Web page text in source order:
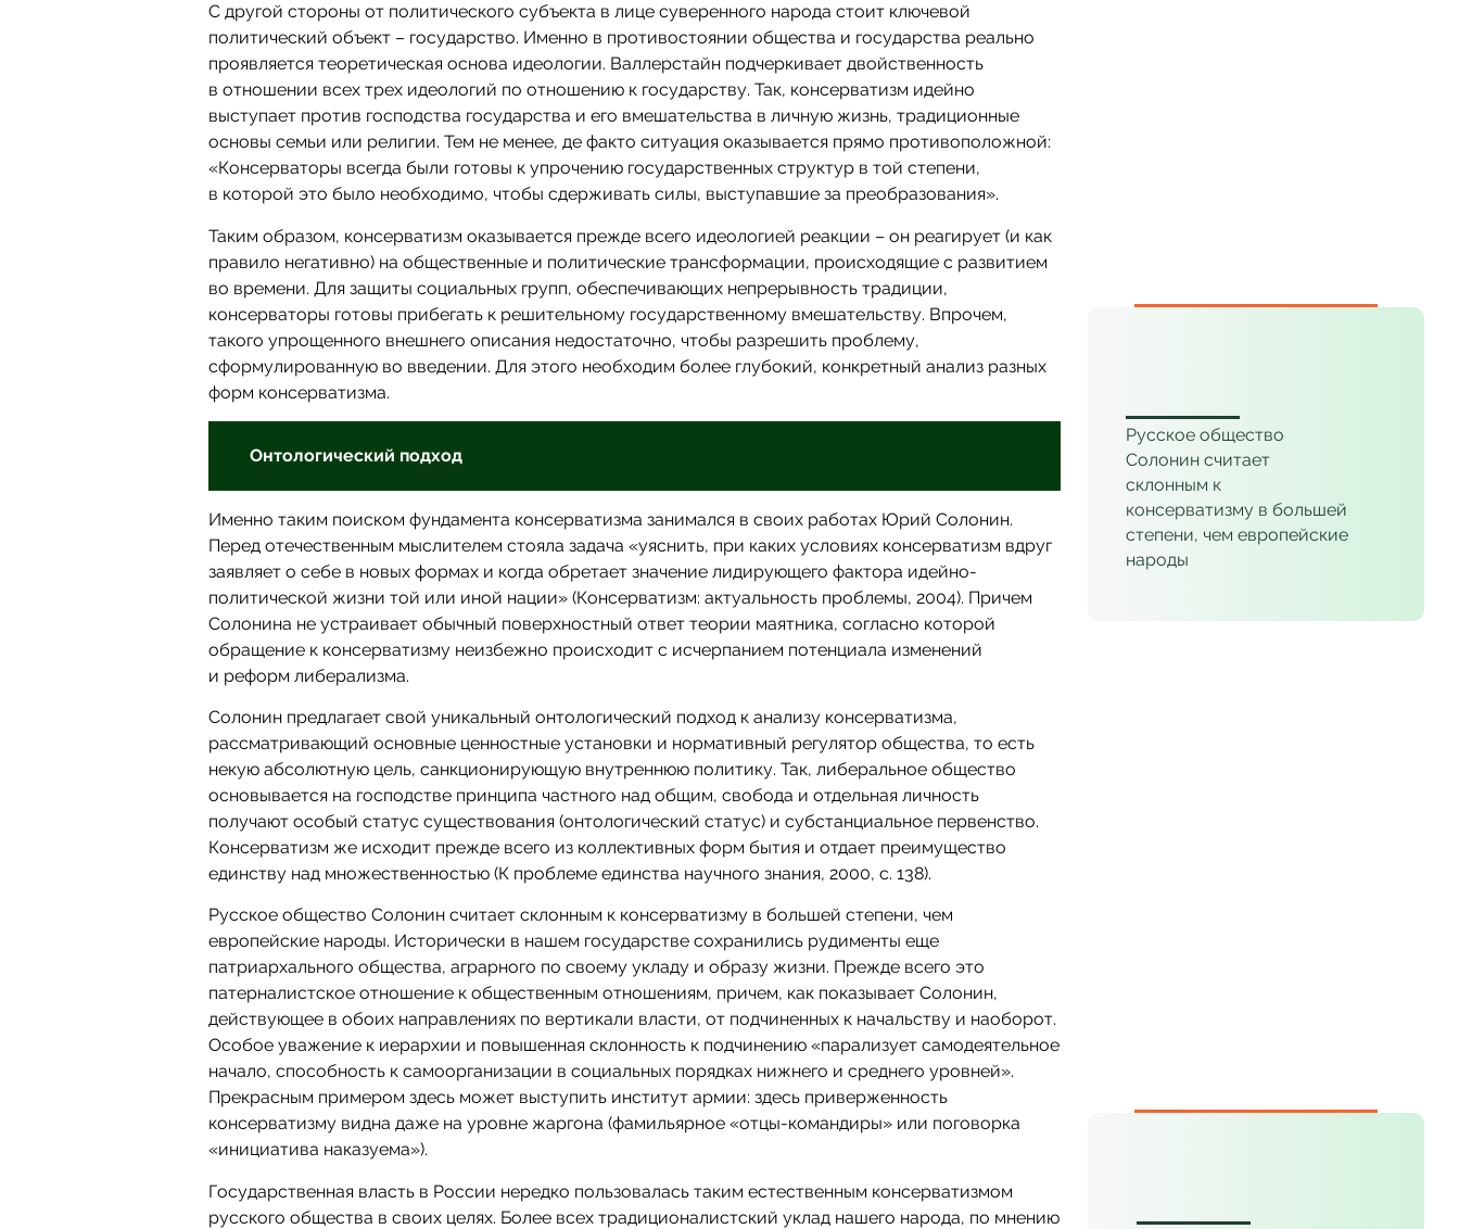
С другой стороны от политического субъекта в лице суверенного народа стоит ключевой
политический объект – государство. Именно в противостоянии общества и государства реально
проявляется теоретическая основа идеологии. Валлерстайн подчеркивает двойственность
в отношении всех трех идеологий по отношению к государству. Так, консерватизм идейно
выступает против господства государства и его вмешательства в личную жизнь, традиционные
основы семьи или религии. Тем не менее, де факто ситуация оказывается прямо противоположной:
«Консерваторы всегда были готовы к упрочению государственных структур в той степени,
в которой это было необходимо, чтобы сдерживать силы, выступавшие за преобразования».
Таким образом, консерватизм оказывается прежде всего идеологией реакции – он реагирует (и как
правило негативно) на общественные и политические трансформации, происходящие с развитием
во времени. Для защиты социальных групп, обеспечивающих непрерывность традиции,
консерваторы готовы прибегать к решительному государственному вмешательству. Впрочем,
такого упрощенного внешнего описания недостаточно, чтобы разрешить проблему,
сформулированную во введении. Для этого необходим более глубокий, конкретный анализ разных
форм консерватизма.
Онтологический подход
Именно таким поиском фундамента консерватизма занимался в своих работах Юрий Солонин.
Перед отечественным мыслителем стояла задача «уяснить, при каких условиях консерватизм вдруг
заявляет о себе в новых формах и когда обретает значение лидирующего фактора идейно-
политической жизни той или иной нации» (Консерватизм: актуальность проблемы, 2004). Причем
Солонина не устраивает обычный поверхностный ответ теории маятника, согласно которой
обращение к консерватизму неизбежно происходит с исчерпанием потенциала изменений
и реформ либерализма.
Солонин предлагает свой уникальный онтологический подход к анализу консерватизма,
рассматривающий основные ценностные установки и нормативный регулятор общества, то есть
некую абсолютную цель, санкционирующую внутреннюю политику. Так, либеральное общество
основывается на господстве принципа частного над общим, свобода и отдельная личность
получают особый статус существования (онтологический статус) и субстанциальное первенство.
Консерватизм же исходит прежде всего из коллективных форм бытия и отдает преимущество
единству над множественностью (К проблеме единства научного знания, 2000, с. 138).
Русское общество Солонин считает склонным к консерватизму в большей степени, чем
европейские народы. Исторически в нашем государстве сохранились рудименты еще
патриархального общества, аграрного по своему укладу и образу жизни. Прежде всего это
патерналистское отношение к общественным отношениям, причем, как показывает Солонин,
действующее в обоих направлениях по вертикали власти, от подчиненных к начальству и наоборот.
Особое уважение к иерархии и повышенная склонность к подчинению «парализует самодеятельное
начало, способность к самоорганизации в социальных порядках нижнего и среднего уровней».
Прекрасным примером здесь может выступить институт армии: здесь приверженность
консерватизму видна даже на уровне жаргона (фамильярное «отцы-командиры» или поговорка
«инициатива наказуема»).
Государственная власть в России нередко пользовалась таким естественным консерватизмом
русского общества в своих целях. Более всех традиционалистский уклад нашего народа, по мнению
Русское общество
Солонин считает
склонным к
консерватизму в большей
степени, чем европейские
народы